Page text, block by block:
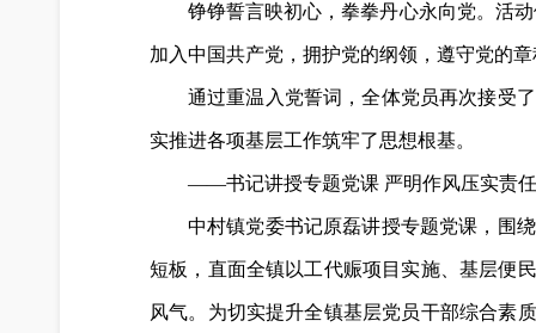
铮铮誓言映初心，拳拳丹心永向党。活
加入中国共产党，拥护党的纲领，遵守党的
通过重温入党誓词，全体党员再次接受
实推进各项基层工作筑牢了思想根基。
——书记讲授专题党课 严明作风压实责任
中村镇党委书记原磊讲授专题党课，围
短板，直面全镇以工代赈项目实施、基层便
风气。为切实提升全镇基层党员干部综合素